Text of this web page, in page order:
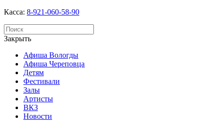
Касса: 8-921-060-58-90
Закрыть
Афиша Вологды
Афиша Череповца
Детям
Фестивали
Залы
Артисты
ВКЗ
Новости